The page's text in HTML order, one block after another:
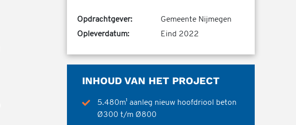
Opdrachtgever:
Gemeente Nijmegen
Opleverdatum:
Eind 2022
INHOUD VAN HET PROJECT
5.480m¹ aanleg nieuw hoofdriool beton
Ø300 t/m Ø800